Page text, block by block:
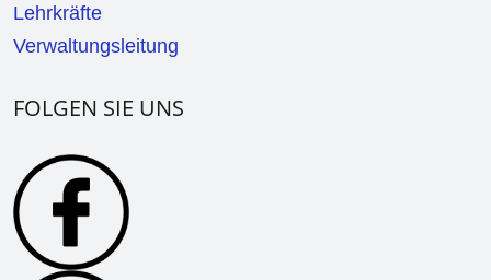
Lehrkräfte
Verwaltungsleitung
FOLGEN SIE UNS